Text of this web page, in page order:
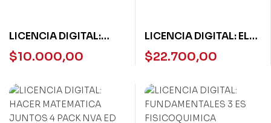
LICENCIA DIGITAL:
ORTOGRAFIA 4 DAR EN
LA TECLA Nueva
$10.000,00
LICENCIA DIGITAL: EL
CANAL DE BONI 1 PACK
$22.700,00